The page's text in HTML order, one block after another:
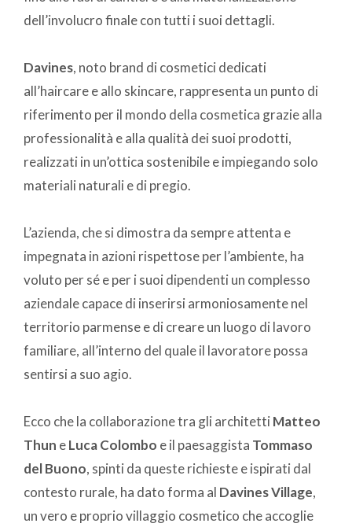
dell’involucro finale con tutti i suoi dettagli.
Davines, noto brand di cosmetici dedicati
all’haircare e allo skincare, rappresenta un punto di
riferimento per il mondo della cosmetica grazie alla
professionalità e alla qualità dei suoi prodotti,
realizzati in un’ottica sostenibile e impiegando solo
materiali naturali e di pregio.
L’azienda, che si dimostra da sempre attenta e
impegnata in azioni rispettose per l’ambiente, ha
voluto per sé e per i suoi dipendenti un complesso
aziendale capace di inserirsi armoniosamente nel
territorio parmense e di creare un luogo di lavoro
familiare, all’interno del quale il lavoratore possa
sentirsi a suo agio.
Ecco che la collaborazione tra gli architetti Matteo
Thun eLuca Colombo e il paesaggista Tommaso
del Buono, spinti da queste richieste e ispirati dal
contesto rurale, ha dato forma al Davines Village,
un vero e proprio villaggio cosmetico che accoglie